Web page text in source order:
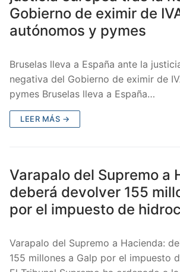
Gobierno de eximir de
autónomos y pymes
Bruselas lleva a España ante la
negativa del Gobierno de eximir de
pymes Bruselas lleva a España…
LEER MÁS →
Varapalo del Supremo a
deberá devolver 155
por el impuesto de
Varapalo del Supremo a Hacienda:
155 millones a Galp por el impuesto